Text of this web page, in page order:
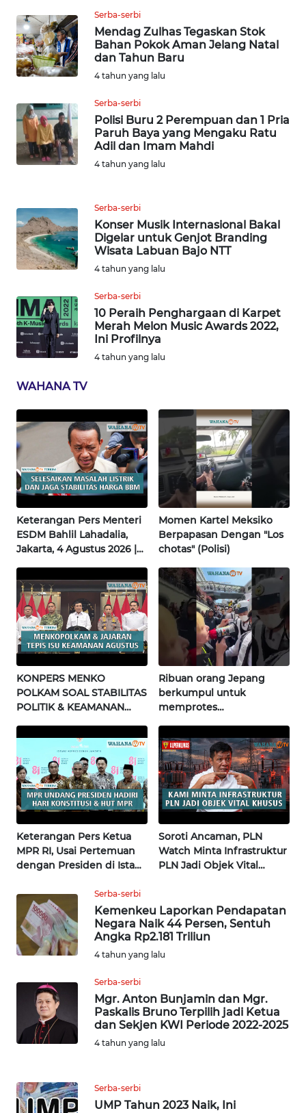
Serba-serbi
Mendag Zulhas Tegaskan Stok
Bahan Pokok Aman Jelang Natal
dan Tahun Baru
4 tahun yang lalu
Serba-serbi
Polisi Buru 2 Perempuan dan 1 Pria
Paruh Baya yang Mengaku Ratu
Adil dan Imam Mahdi
4 tahun yang lalu
Serba-serbi
Konser Musik Internasional Bakal
Digelar untuk Genjot Branding
Wisata Labuan Bajo NTT
4 tahun yang lalu
Serba-serbi
10 Peraih Penghargaan di Karpet
Merah Melon Music Awards 2022,
Ini Profilnya
4 tahun yang lalu
WAHANA TV
Keterangan Pers Menteri
ESDM Bahlil Lahadalia,
Jakarta, 4 Agustus 2026 |
Momen Kartel Meksiko
Berpapasan Dengan "Los
chotas" (Polisi)
KONPERS MENKO
POLKAM SOAL STABILITAS
POLITIK & KEAMANAN
Terkini
Ribuan orang Jepang
berkumpul untuk
memprotes
pertama di Fujisawa
Keterangan Pers Ketua
MPR RI, Usai Pertemuan
dengan Presiden di Istana
Soroti Ancaman, PLN
Watch Minta Infrastruktur
PLN Jadi Objek Vital
Serba-serbi
Kemenkeu Laporkan Pendapatan
Negara Naik 44 Persen, Sentuh
Angka Rp2.181 Triliun
4 tahun yang lalu
Serba-serbi
Mgr. Anton Bunjamin dan Mgr.
Paskalis Bruno Terpilih jadi Ketua
dan Sekjen KWI Periode 2022-2025
4 tahun yang lalu
Serba-serbi
UMP Tahun 2023 Naik, Ini
WN
PAPUA
PAPUA
BARAT
WN
WN
SERAMBI
WN
JAMBI
WN
SULTRA
WN
WN
SULTENG
SULBAR
BABEL
SUMBAR
WN
SUMSEL
WN
BENGKULU
LAMPUNG
WN
JATENG
NUSANTARA
WN
WN
JATIM
BALI
WN
KALBAR
KALTENG